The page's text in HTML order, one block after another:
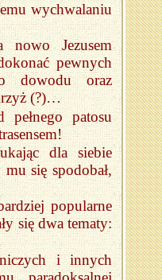
wychwalaniu
nowo Jezusem
pewnych
dowodu oraz
(?)…
pełnego patosu
dla siebie
się spodobał,
popularne
się dwa tematy:
i innych